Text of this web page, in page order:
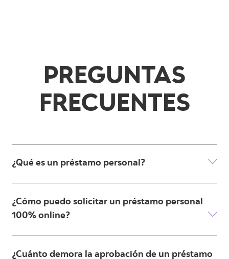
PREGUNTAS
FRECUENTES
¿Qué es un préstamo personal?
¿Cómo puedo solicitar un préstamo personal
100% online?
¿Cuánto demora la aprobación de un préstamo